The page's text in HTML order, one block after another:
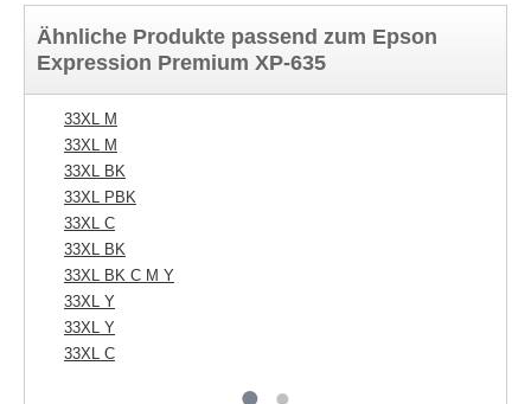
Ähnliche Produkte passend zum Epson
Expression Premium XP-635
33XL M
33XL M
33XL BK
33XL PBK
33XL C
33XL BK
33XL BK C M Y
33XL Y
33XL Y
33XL C